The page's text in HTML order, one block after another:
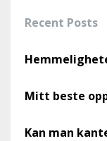
Recent Posts
Mitt beste
Kan man